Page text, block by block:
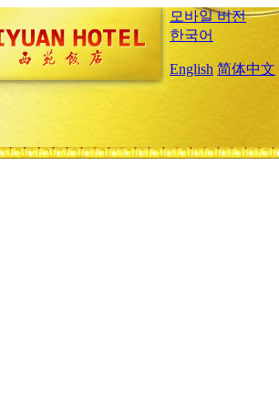
모바일 버전
한국어
English 简体中文